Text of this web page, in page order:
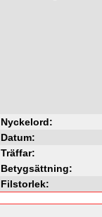
Nyckelord:
Datum:
Träffar:
Betygsättning:
Filstorlek: